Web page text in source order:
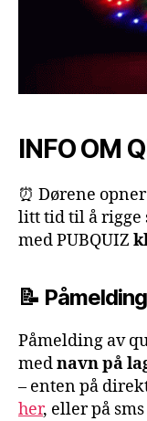
INFO OM
⏰ Dørene
litt tid til å rigge
med PUBQUIZ
📝 Påmelding
Påmelding av
mednavn på
– enten på
her, eller på